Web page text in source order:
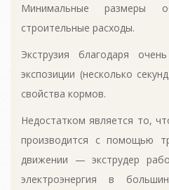
Минимальные размеры
строительные расходы.
Экструзия благодаря
экспозиции (несколько
свойства кормов.
Недостатком является то,
производится с помощью
движении — экструдер
электроэнергия в